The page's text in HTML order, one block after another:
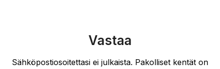
Vastaa
Sähköpostiosoitettasi ei julkaista. Pakolliset kentät on